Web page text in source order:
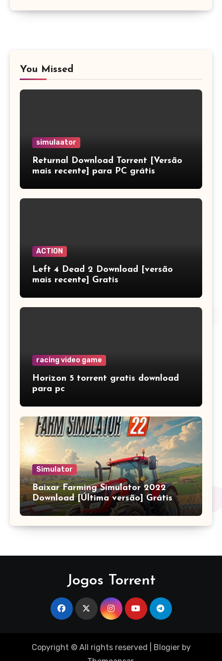
You Missed
simulaator
Returnal Download Torrent [Versão
mais recente] para PC grátis
ACTION
Left 4 Dead 2 Download [versão
mais recente] Gratis
racing video game
Horizon 5 torrent gratis download
para pc
Simulator
Baixar Farming Simulator 2022
Download [Última versão] Grátis
Jogos Torrent
Copyright © All rights reserved Blogierby